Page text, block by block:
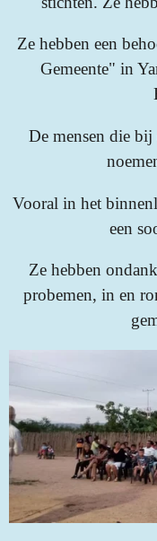
Ze hebben een
Gemeente" in
De mensen die bij
Vooral in het
een
Ze hebben
probemen, in en